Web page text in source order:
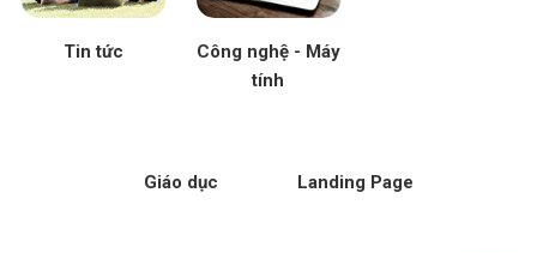
Tin tức
Công nghệ - Máy
tính
Giáo dục Landing Page